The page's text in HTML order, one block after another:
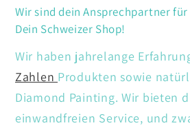
Wir sind dein Ansprechpartner
Dein Schweizer Shop!
Wir haben jahrelange
Zahlen Produkten sowie
Diamond Painting. Wir bieten
einwandfreien Service, und